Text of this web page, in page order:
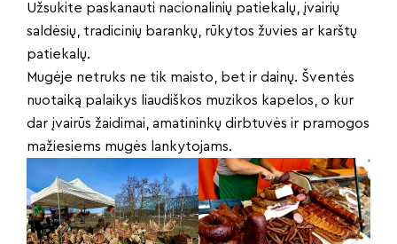
Užsukite paskanauti nacionalinių patiekalų, įvairių
saldėsių, tradicinių barankų, rūkytos žuvies ar karštų
patiekalų.
Mugėje netruks ne tik maisto, bet ir dainų. Šventės
nuotaiką palaikys liaudiškos muzikos kapelos, o kur
dar įvairūs žaidimai, amatininkų dirbtuvės ir pramogos
mažiesiems mugės lankytojams.